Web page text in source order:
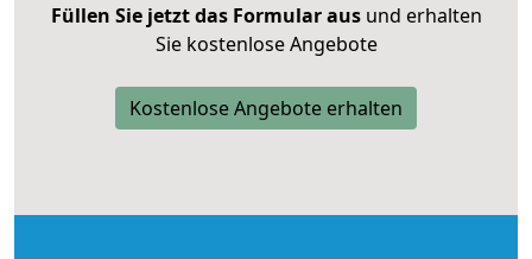
Füllen Sie jetzt das Formular ausund erhalten
Sie kostenlose Angebote
Kostenlose Angebote erhalten